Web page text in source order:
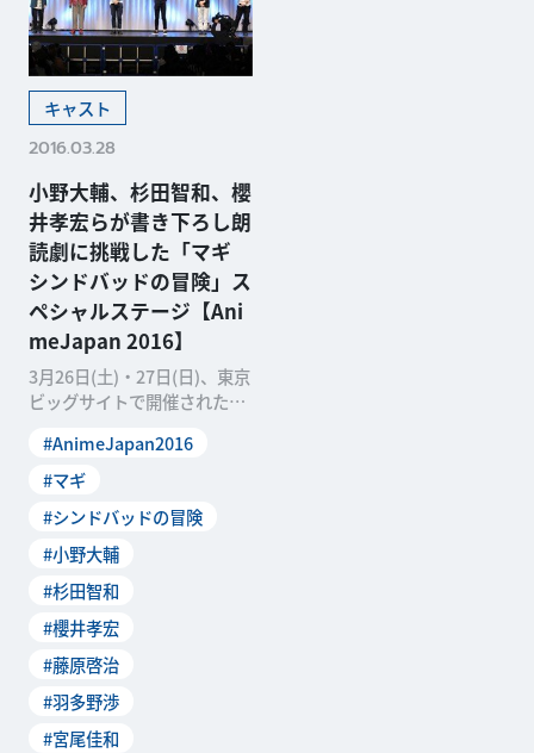
キャスト
2016.03.28
小野大輔、杉田智和、櫻
井孝宏らが書き下ろし朗
読劇に挑戦した「マギ
シンドバッドの冒険」ス
ペシャルステージ【Ani
meJapan 2016】
3月26日(土)・27日(日)、東京
ビッグサイトで開催された日
「AnimeJ
#AnimeJapan2016
#マギ
#シンドバッドの冒険
#小野大輔
#杉田智和
#櫻井孝宏
#藤原啓治
#羽多野渉
#宮尾佳和